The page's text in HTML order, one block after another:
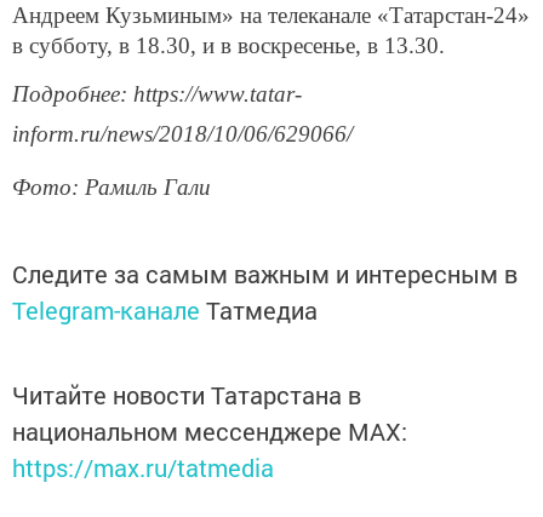
Андреем Кузьминым» на телеканале «Татарстан-24»
в субботу, в 18.30, и в воскресенье, в 13.30.
Подробнее: https://www.tatar-
inform.ru/news/2018/10/06/629066/
Фото: Рамиль Гали
Следите за самым важным и интересным в
Telegram-канале Татмедиа
Читайте новости Татарстана в
национальном мессенджере MАХ:
https://max.ru/tatmedia